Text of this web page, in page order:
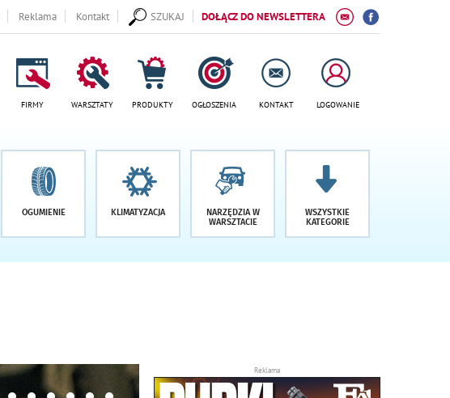
Reklama Kontakt DOŁĄCZ DO NEWSLETTERA
SZUKAJ
FIRMY WARSZTATY PRODUKTY OGŁOSZENIA KONTAKT LOGOWANIE
OGUMIENIE KLIMATYZACJA
NARZĘDZIA W
WARSZTACIE
WSZYSTKIE
KATEGORIE
Reklama